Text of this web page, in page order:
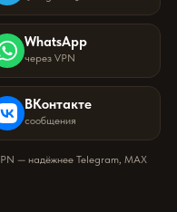
WhatsApp
через VPN
ВКонтакте
сообщения
— надёжнее Telegram, MAX